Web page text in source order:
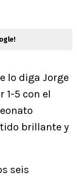
lo diga Jorge
1-5 con el
brillante y
seis